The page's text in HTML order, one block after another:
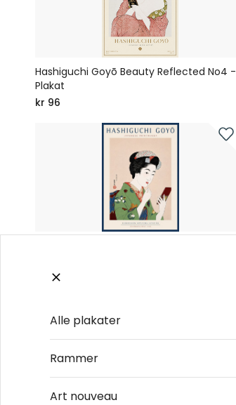
Hashiguchi Goyō Beauty Reflected No4 -
Plakat
kr 96
kr 96
Alle plakater
Rammer
Art nouveau